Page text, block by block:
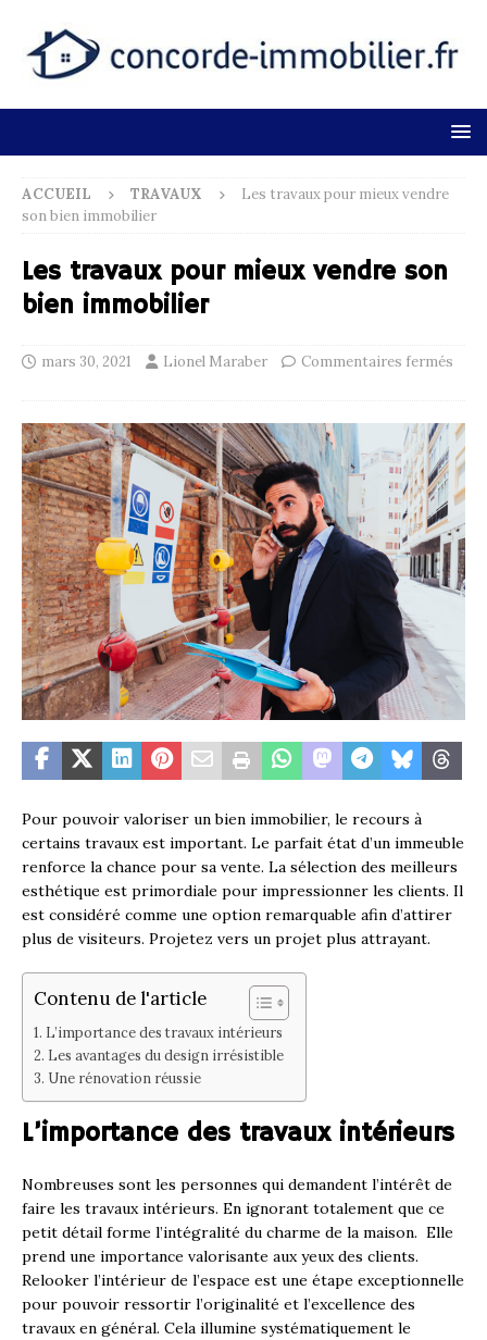
ACCUEIL TRAVAUX
Les travaux pour mieux vendre
son bien immobilier
Les travaux pour mieux vendre son
bien immobilier
mars 30, 2021 Lionel Maraber Commentaires fermés
Pour pouvoir valoriser un bien immobilier, le recours à
certains travaux est important. Le parfait état d’un immeuble
renforce la chance pour sa vente. La sélection des meilleurs
esthétique est primordiale pour impressionner les clients. Il
est considéré comme une option remarquable afin d’attirer
plus de visiteurs. Projetez vers un projet plus attrayant.
Contenu de l'article
L’importance des travaux intérieurs
Les avantages du design irrésistible
Une rénovation réussie
L’importance des travaux intérieurs
Nombreuses sont les personnes qui demandent l’intérêt de
faire les travaux intérieurs. En ignorant totalement que ce
petit détail forme l’intégralité du charme de la maison. Elle
prend une importance valorisante aux yeux des clients.
Relooker l’intérieur de l’espace est une étape exceptionnelle
pour pouvoir ressortir l’originalité et l’excellence des
travaux en général. Cela illumine systématiquement le